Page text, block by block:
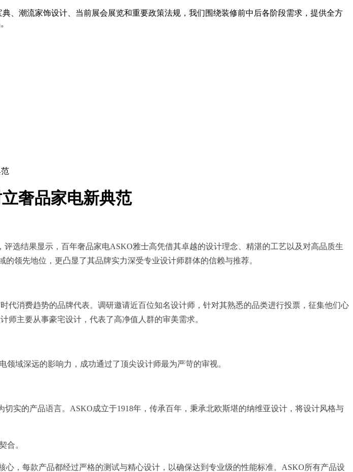
、潮流家饰设计、当前展会展览和重要政策法规，我们围绕装修前中后各阶段需求，提供全方
奢品家电新典范
选结果显示，百年奢品家电ASKO雅士高凭借其卓越的设计理念、精湛的工艺以及对高品质生
领先地位，更凸显了其品牌实力深受专业设计师群体的信赖与推荐。
代消费趋势的品牌代表。调研邀请近百位知名设计师，针对其熟悉的品类进行投票，征集他们心
师主要从事豪宅设计，代表了高净值人群的审美需求。
域深远的影响力，成功通过了顶尖设计师最为严苛的审视。
实的产品语言。ASKO成立于1918年，传承百年，秉承北欧斯堪的纳维亚设计，将设计风格与
合。
，每款产品都经过严格的测试与精心设计，以确保达到专业级的性能标准。ASKO所有产品设